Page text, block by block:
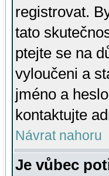
registrovat.
tato
ptejte se na
vyloučeni a
jméno a
kontaktujte
Návrat nahoru
Je vůbec